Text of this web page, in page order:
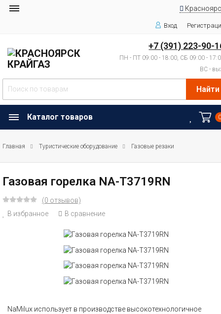
Вход
+7 (391) 223-90-
ПН - ПТ 09:00 - 18:00, СБ 09:00 -
ВС -
Найти
Каталог товаров
Главная Туристические оборудование Газовые резаки
Газовая горелка NA-T3719RN
(0 отзывов)
В избранное
В сравнение
NaMilux использует в производстве высокотехнологичное